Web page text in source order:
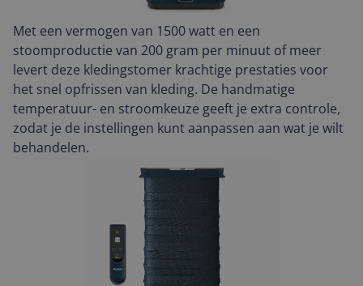
Met een vermogen van 1500 watt en een
stoomproductie van 200 gram per minuut of meer
levert deze kledingstomer krachtige prestaties voor
het snel opfrissen van kleding. De handmatige
temperatuur- en stroomkeuze geeft je extra controle,
zodat je de instellingen kunt aanpassen aan wat je wilt
behandelen.